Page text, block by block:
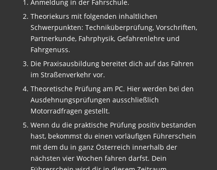
Anmeldung in der Fahrschule.
Theoriekurs mit folgenden inhaltlichen
Schwerpunkten: Techniküberprüfung, Vorschriften,
Partnerkunde, Fahrphysik, Gefahrenlehre und
Fahrgenuss.
Die Praxisausbildung bereitet dich auf das Fahren
im Straßenverkehr vor.
Theoretische Prüfung am PC. Hier werden bei den
Ausdehnungsprüfungen ausschließlich
Motorradfragen gestellt.
Wenn du die praktische Prüfung positiv bestanden
hast, bekommst du einen vorläufigen Führerschein
mit dem du in ganz Österreich innerhalb der
nächsten vier Wochen fahren darfst. Dein